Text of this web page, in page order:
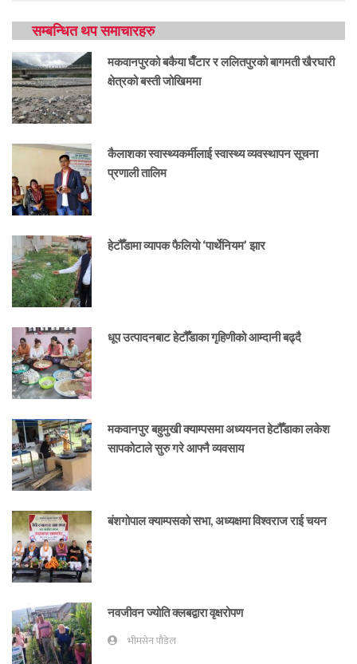
सम्बन्धित थप समाचारहरु
मकवानपुरको बकैया घैँटार र ललितपुरको बागमती खैरघारी
क्षेत्रको बस्ती जोखिममा
कैलाशका स्वास्थ्यकर्मीलाई स्वास्थ्य व्यवस्थापन सूचना
प्रणाली तालिम
हेटौँडामा व्यापक फैलियो ‘पार्थेनियम’ झार
धूप उत्पादनबाट हेटौँडाका गृहिणीको आम्दानी बढ्दै
मकवानपुर बहुमुखी क्याम्पसमा अध्ययनत हेटौँडाका लकेश
सापकोटाले सुरु गरे आफ्नै व्यवसाय
बंशगोपाल क्याम्पसको सभा, अध्यक्षमा विश्वराज राई चयन
नवजीवन ज्योति क्लबद्वारा वृक्षरोपण
भीमसेन पौडेल